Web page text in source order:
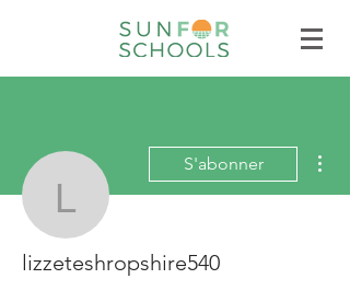
S'abonner
lizzeteshropshire540